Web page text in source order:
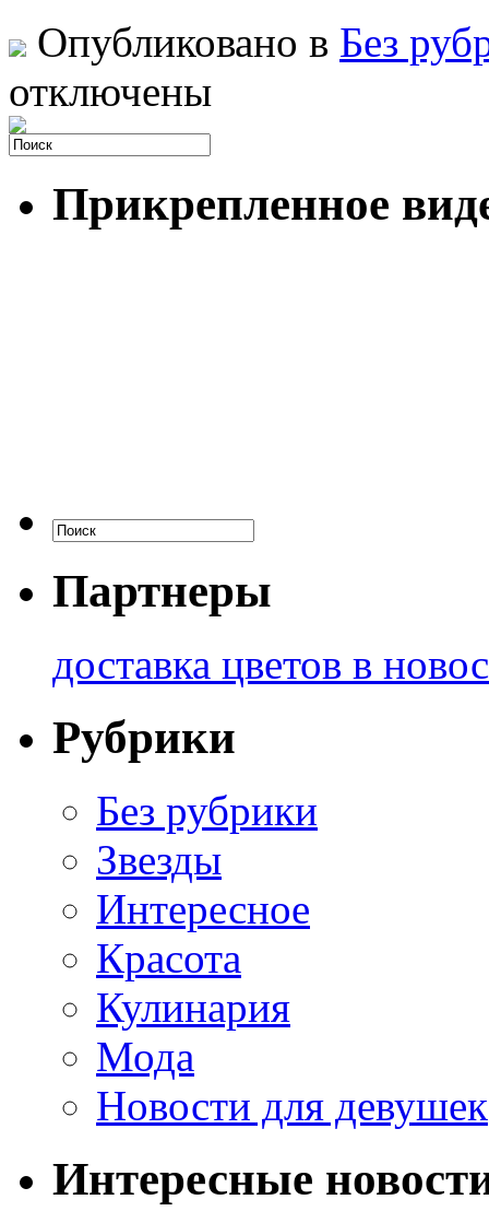
Опубликовано в Без
отключены
Прикрепленное
Партнеры
доставка цветов в
Рубрики
Без рубрики
Звезды
Интересное
Красота
Кулинария
Мода
Новости для девушек
Интересные